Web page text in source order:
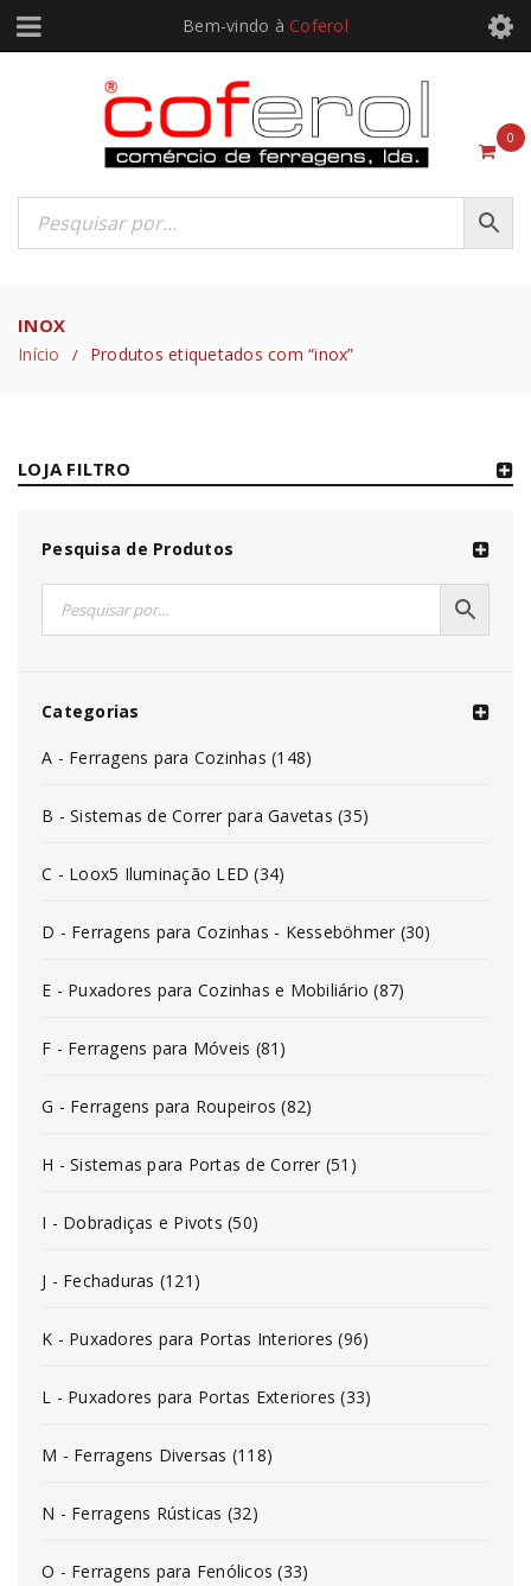
Bem-vindo à Coferol
0
INOX
Início / Produtos etiquetados com “inox”
LOJA FILTRO
Pesquisa de Produtos
Categorias
A - Ferragens para Cozinhas (148)
B - Sistemas de Correr para Gavetas (35)
C - Loox5 Iluminação LED (34)
D - Ferragens para Cozinhas - Kesseböhmer (30)
E - Puxadores para Cozinhas e Mobiliário (87)
F - Ferragens para Móveis (81)
G - Ferragens para Roupeiros (82)
H - Sistemas para Portas de Correr (51)
I - Dobradiças e Pivots (50)
J - Fechaduras (121)
K - Puxadores para Portas Interiores (96)
L - Puxadores para Portas Exteriores (33)
M - Ferragens Diversas (118)
N - Ferragens Rústicas (32)
O - Ferragens para Fenólicos (33)